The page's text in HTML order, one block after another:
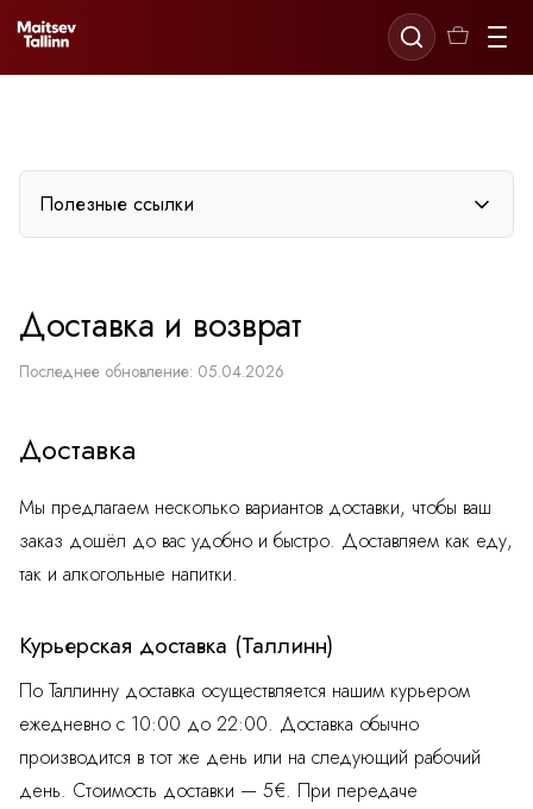
Полезные ссылки
Оплата
Доставка и возврат
Последнее обновление: 05.04.2026
Доставка
Мы предлагаем несколько вариантов доставки, чтобы ваш
заказ дошёл до вас удобно и быстро. Доставляем как еду,
так и алкогольные напитки.
Курьерская доставка (Таллинн)
По Таллинну доставка осуществляется нашим курьером
ежедневно с 10:00 до 22:00. Доставка обычно
производится в тот же день или на следующий рабочий
день. Стоимость доставки — 5€. При передаче